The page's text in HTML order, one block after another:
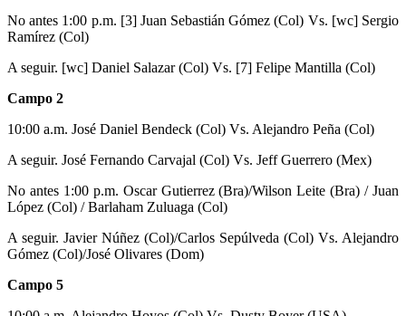
No antes 1:00 p.m. [3] Juan Sebastián Gómez (Col) Vs. [wc] Sergio
Ramírez (Col)
A seguir. [wc] Daniel Salazar (Col) Vs. [7] Felipe Mantilla (Col)
Campo 2
10:00 a.m. José Daniel Bendeck (Col) Vs. Alejandro Peña (Col)
A seguir. José Fernando Carvajal (Col) Vs. Jeff Guerrero (Mex)
No antes 1:00 p.m. Oscar Gutierrez (Bra)/Wilson Leite (Bra) / Juan
López (Col) / Barlaham Zuluaga (Col)
A seguir. Javier Núñez (Col)/Carlos Sepúlveda (Col) Vs. Alejandro
Gómez (Col)/José Olivares (Dom)
Campo 5